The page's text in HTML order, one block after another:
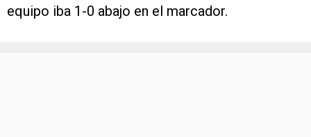
equipo iba 1-0 abajo en el marcador.